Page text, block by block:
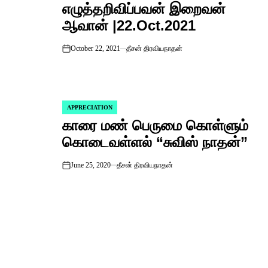
IN
எழுத்தறிவிப்பவன் இறைவன்
ஆவான் |22.Oct.2021
on
October 22, 2021 தீசன் திரவியநாதன்
POSTED
IN
APPRECIATION
காரை மண் பெருமை கொள்ளும்
கொடைவள்ளல் “சுவிஸ் நாதன்”
on
June 25, 2020 தீசன் திரவியநாதன்